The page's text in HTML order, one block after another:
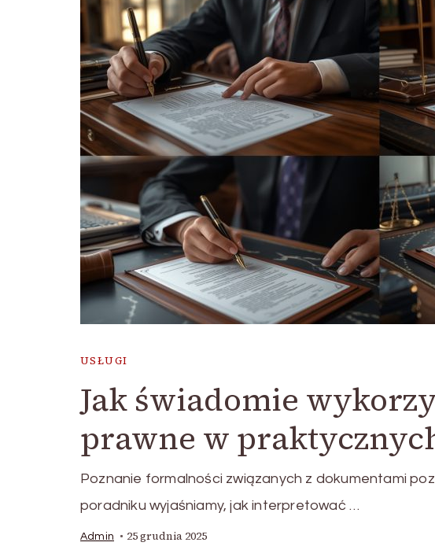
USŁUGI
Jak świadomie
prawne w
Poznanie formalności związanych z dokumentami
poradniku wyjaśniamy, jak interpretować …
Admin 25 grudnia 2025